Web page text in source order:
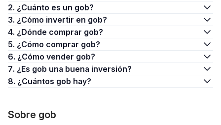
2. ¿Cuánto es un gob?
3. ¿Cómo invertir en gob?
4. ¿Dónde comprar gob?
5. ¿Cómo comprar gob?
6. ¿Cómo vender gob?
7. ¿Es gob una buena inversión?
8. ¿Cuántos gob hay?
Sobre gob